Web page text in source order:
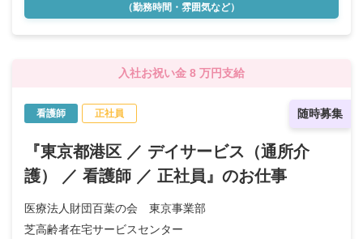
（勤務時間・雰囲気など）
入社お祝い金 8 万円支給
随時募集
看護師 正社員
『東京都港区 ／ デイサービス（通所介
護） ／ 看護師 ／ 正社員』のお仕事
医療法人財団百葉の会 東京事業部
芝高齢者在宅サービスセンター